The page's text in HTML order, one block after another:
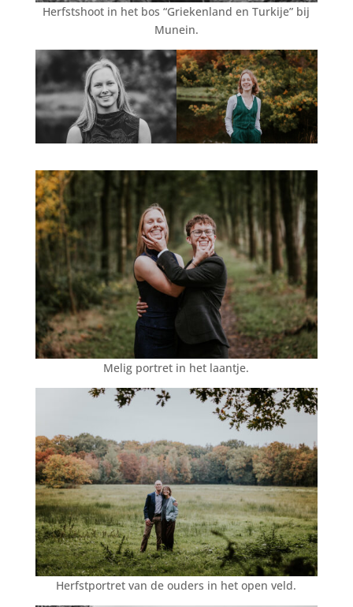
Herfstshoot in het bos “Griekenland en Turkije” bij
Munein.
Melig portret in het laantje.
Herfstportret van de ouders in het open veld.